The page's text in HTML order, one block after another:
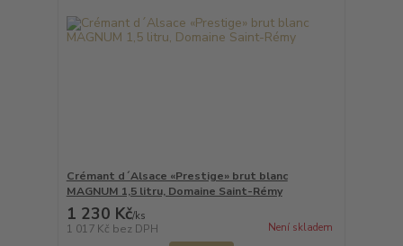
Crémant d´Alsace «Prestige» brut blanc
MAGNUM 1,5 litru, Domaine Saint-Rémy
1 230 Kč/ks
1 017 Kč bez DPH Není skladem